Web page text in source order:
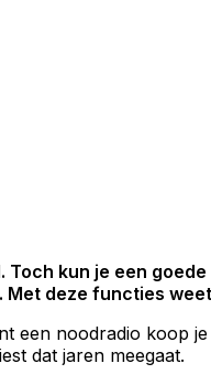
kun je een
deze functies
noodradio koop
dat jaren meegaat.